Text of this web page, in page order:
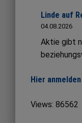
Linde auf
04.08.2026
Aktie gibt
Hier
Views: 86562